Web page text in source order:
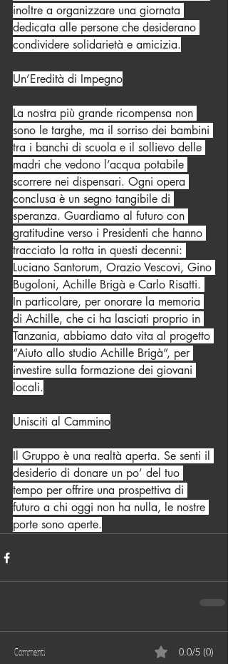
inoltre a organizzare una giornata
dedicata alle persone che desiderano
condividere solidarietà e amicizia.
Un’Eredità di Impegno
La nostra più grande ricompensa non
sono le targhe, ma il sorriso dei bambini
tra i banchi di scuola e il sollievo delle
madri che vedono l’acqua potabile
scorrere nei dispensari. Ogni opera
conclusa è un segno tangibile di
speranza. Guardiamo al futuro con
gratitudine verso i Presidenti che hanno
tracciato la rotta in questi decenni:
Luciano Santorum, Orazio Vescovi, Gino
Bugoloni, Achille Brigà e Carlo Risatti.
In particolare, per onorare la memoria
di Achille, che ci ha lasciati proprio in
Tanzania, abbiamo dato vita al progetto
“Aiuto allo studio Achille Brigà”, per
investire sulla formazione dei giovani
locali.
Unisciti al Cammino
Il Gruppo è una realtà aperta. Se senti il
desiderio di donare un po’ del tuo
tempo per offrire una prospettiva di
futuro a chi oggi non ha nulla, le nostre
porte sono aperte.
Commenti 0.0/5 (0)